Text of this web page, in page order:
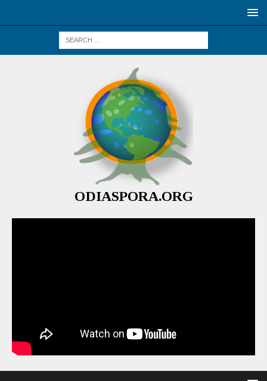
ODIASPORA.ORG